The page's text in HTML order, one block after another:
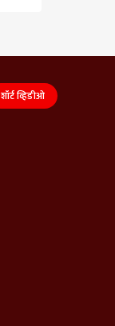
शॉर्ट व्हिडीओ